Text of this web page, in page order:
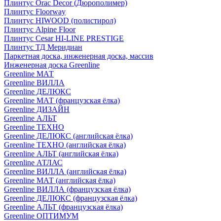
Плинтус Orac Decor (Дюрополимер)
Плинтус Floorway
Плинтус HIWOOD (полистирол)
Плинтус Alpine Floor
Плинтус Cesar HI-LINE PRESTIGE
Плинтус ТД Меридиан
Паркетная доска, инженерная доска, массив
Инженерная доска Greenline
Greenline МАТ
Greenline ВИЛЛА
Greenline ДЕЛЮКС
Greenline МАТ (французская ёлка)
Greenline ДИЗАЙН
Greenline АЛЬТ
Greenline ТЕХНО
Greenline ДЕЛЮКС (английская ёлка)
Greenline ТЕХНО (английская ёлка)
Greenline АЛЬТ (английская ёлка)
Greenline АТЛАС
Greenline ВИЛЛА (английская ёлка)
Greenline МАТ (английская ёлка)
Greenline ВИЛЛА (французская ёлка)
Greenline ДЕЛЮКС (французская ёлка)
Greenline АЛЬТ (французская ёлка)
Greenline ОПТИМУМ